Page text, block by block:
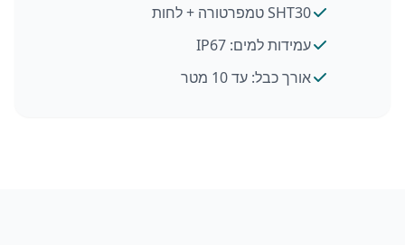
SHT30 טמפרטורה + לחות
עמידות למים: IP67
אורך כבל: עד 10 מטר